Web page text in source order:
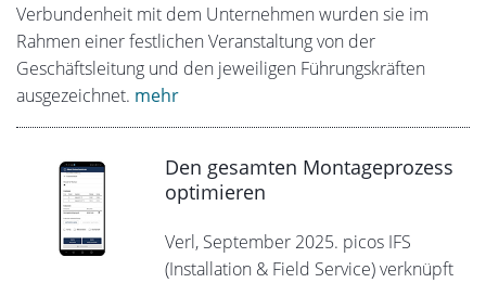
Verbundenheit mit dem Unternehmen wurden sie im
Rahmen einer festlichen Veranstaltung von der
Geschäftsleitung und den jeweiligen Führungskräften
ausgezeichnet. mehr
Den gesamten Montageprozess
optimieren
Verl, September 2025. picos IFS
(Installation & Field Service) verknüpft